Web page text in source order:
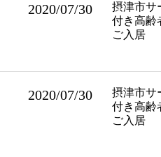
2020/07/30
摂津市サ
付き高齢
ご入居
2020/07/30
摂津市サ
付き高齢
ご入居